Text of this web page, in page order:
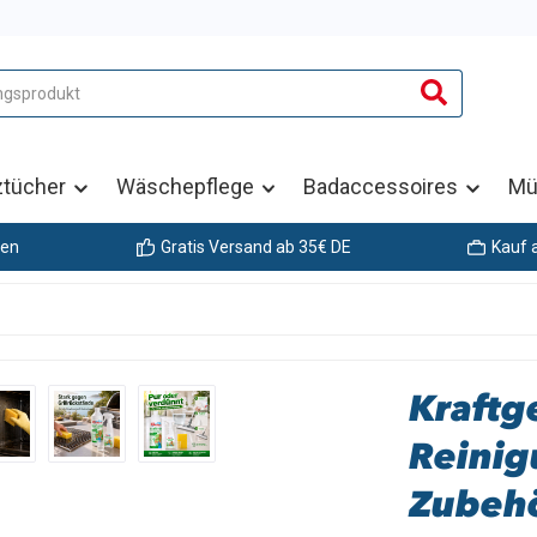
Wäschepflege Badaccessoires
Gratis Versand ab 35€ DE Kauf